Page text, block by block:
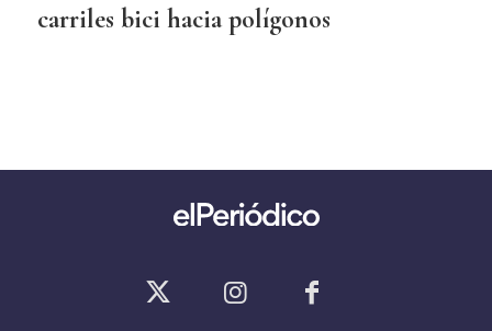
carriles bici hacia polígonos